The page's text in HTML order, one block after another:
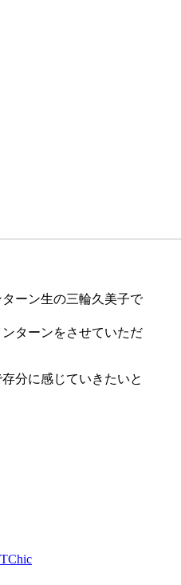
ーン生の三輪久美子で
ターンをさせていただ
分に感じていきたいと